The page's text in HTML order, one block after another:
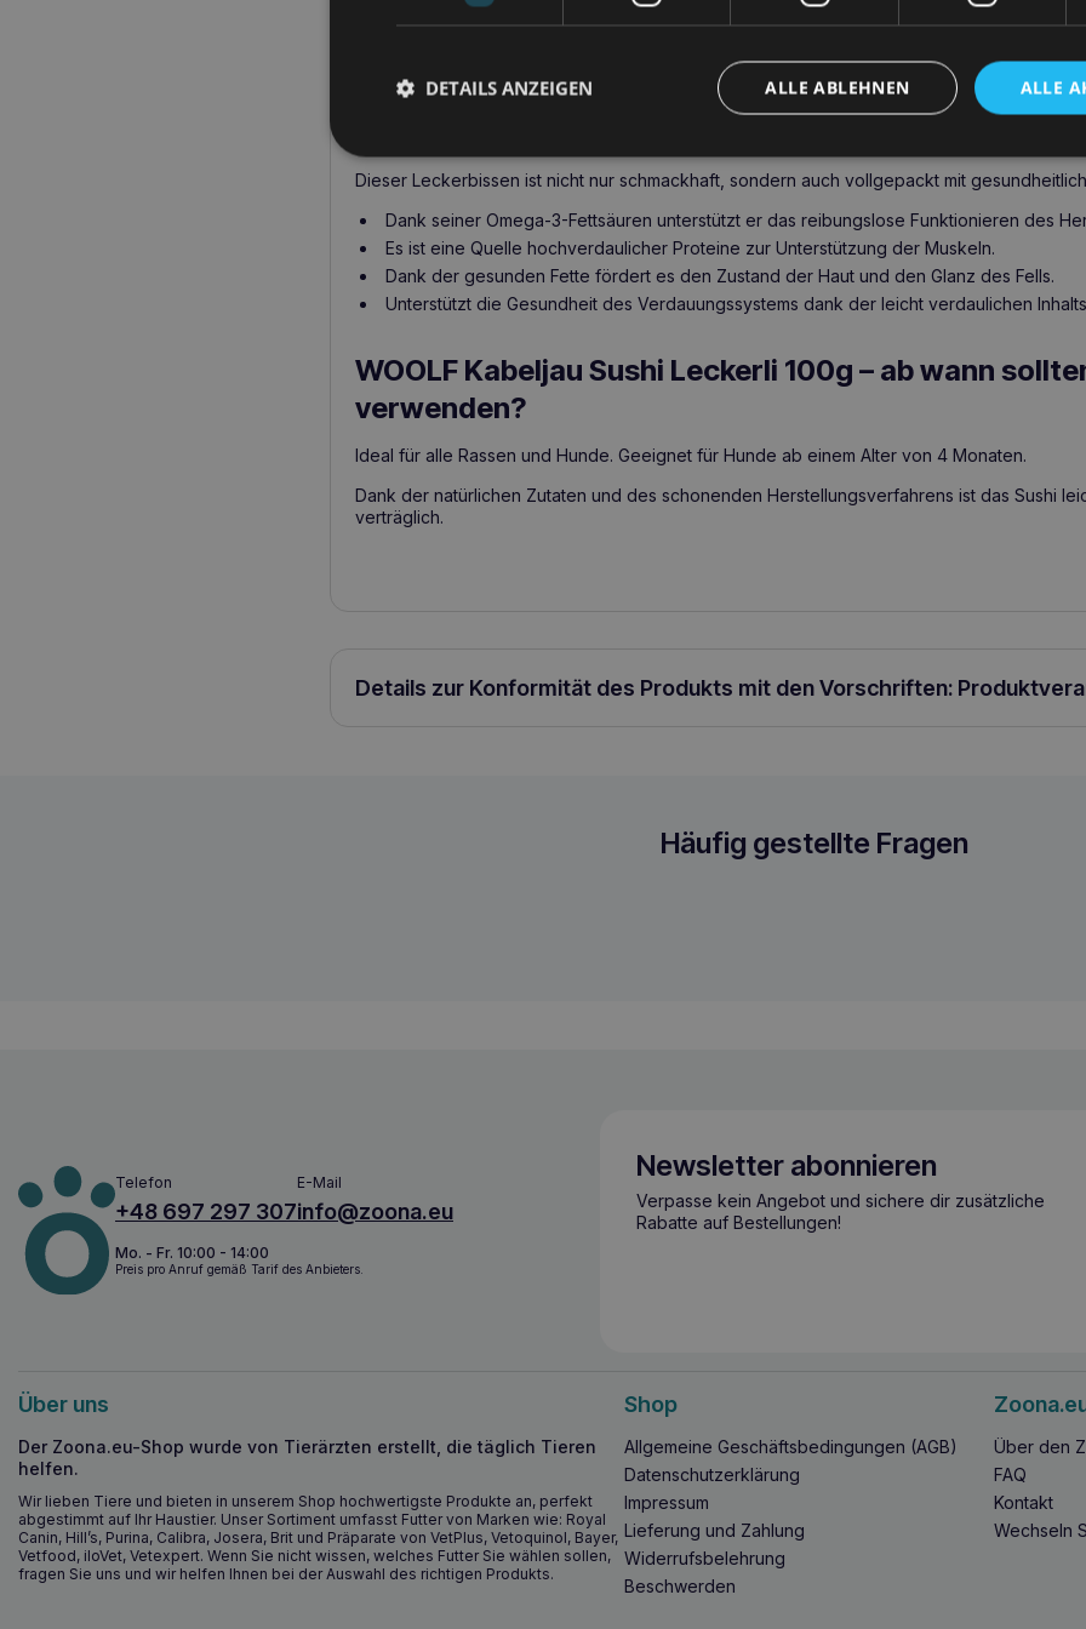
für Ihren Liebling
WOOLF Kabeljau Sushi Leckerli 100g
Durch das schonende Trocknungsverfahren behält
Großteil seiner Nährwerte und erhält eine knusprige Textur, die Hunde lieben.
Dieser Leckerbissen ist nicht nur schmackhaft, sondern auch vollgepackt mit
Dank seiner Omega-3-Fettsäuren unterstützt er das reibungslose Funktionieren des
Es ist eine Quelle hochverdaulicher Proteine zur Unterstützung der Muskeln.
Dank der gesunden Fette fördert es den Zustand der Haut und den Glanz des Fells.
Unterstützt die Gesundheit des Verdauungssystems dank der leicht verdaulichen
WOOLF Kabeljau Sushi Leckerli 100g – ab wann
verwenden?
Ideal für alle Rassen und Hunde. Geeignet für Hunde ab einem Alter von 4 Monaten.
Dank der natürlichen Zutaten und des schonenden Herstellungsverfahrens ist das Sushi
verträglich.
Details zur Konformität des Produkts mit den Vorschriften:
Häufig gestellte Fragen
Telefon
+48 697 297 307
E-Mail
info@zoona.eu
Mo. - Fr. 10:00 - 14:00
Preis pro Anruf gemäß Tarif des Anbieters.
Newsletter abonnieren
Verpasse kein Angebot und sichere dir zusätzliche
Rabatte auf Bestellungen!
Über uns
Der Zoona.eu-Shop wurde von Tierärzten erstellt, die täglich Tieren
helfen.
Wir lieben Tiere und bieten in unserem Shop hochwertigste Produkte an, perfekt
abgestimmt auf Ihr Haustier. Unser Sortiment umfasst Futter von Marken wie: Royal
Canin, Hill’s, Purina, Calibra, Josera, Brit und Präparate von VetPlus, Vetoquinol, Bayer,
Vetfood, iloVet, Vetexpert. Wenn Sie nicht wissen, welches Futter Sie wählen sollen,
fragen Sie uns und wir helfen Ihnen bei der Auswahl des richtigen Produkts.
Shop
Allgemeine Geschäftsbedingungen (AGB)
Datenschutzerklärung
Impressum
Lieferung und Zahlung
Widerrufsbelehrung
Beschwerden
Über den
FAQ
Kontakt
Wechseln
ALLE
ALLE ABLEHNEN
DETAILS ANZEIGEN